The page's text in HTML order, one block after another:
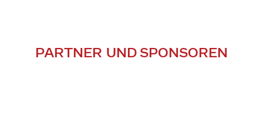
PARTNER UND SPONSOREN